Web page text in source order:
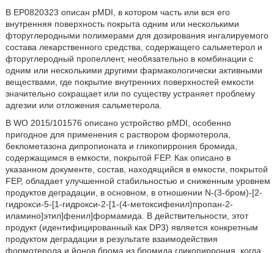
В EP0820323 описан pMDI, в котором часть или вся его
внутренняя поверхность покрыта одним или несколькими
фторуглеродными полимерами для дозирования ингалируемого
состава лекарственного средства, содержащего сальметерол и
фторуглеродный пропеллент, необязательно в комбинации с
одним или несколькими другими фармакологически активными
веществами, где покрытие внутренних поверхностей емкости
значительно сокращает или по существу устраняет проблему
адгезии или отложения сальметерола.
В WO 2015/101576 описано устройство pMDI, особенно
пригодное для применения с раствором формотерола,
беклометазона дипропионата и гликопиррония бромида,
содержащимся в емкости, покрытой FEP. Как описано в
указанном документе, состав, находящийся в емкости, покрытой
FEP, обладает улучшенной стабильностью и сниженным уровнем
продуктов деградации, в основном, в отношении N-(3-бром)-[2-
гидрокси-5-[1-гидрокси-2-[1-(4-метоксифенил)пропан-2-
иламино]этил]фенил]формамида. В действительности, этот
продукт (идентифицированный как DP3) является конкретным
продуктом деградации в результате взаимодействия
формотерола и йонов брома из бромида гликопиррония, когда